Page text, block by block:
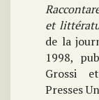
et
de la
1998,
Grossi
Presses